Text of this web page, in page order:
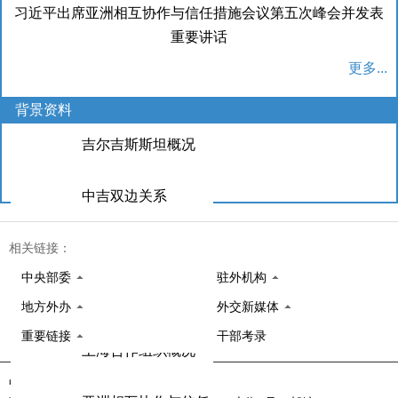
习近平出席亚洲相互协作与信任措施会议第五次峰会并发表
重要讲话
更多...
背景资料
吉尔吉斯斯坦概况
中吉双边关系
上海合作组织概况
相关链接：
中央部委 驻外机构
地方外办 外交新媒体
重要链接 干部考录
中华人民共和国外交部 版权所有